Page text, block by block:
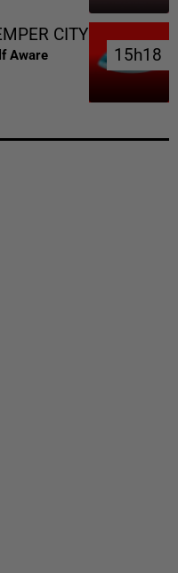
CITY
Aware 15h18
15h18